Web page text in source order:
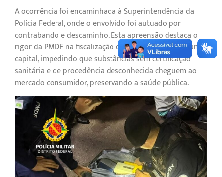
A ocorrência foi encaminhada à Superintendência da
Polícia Federal, onde o envolvido foi autuado por
contrabando e descaminho. Esta apreensão destaca o
rigor da PMDF na fiscalização das rodovias que cortam a
capital, impedindo que substâncias sem certificação
sanitária e de procedência desconhecida cheguem ao
mercado consumidor, preservando a saúde pública.